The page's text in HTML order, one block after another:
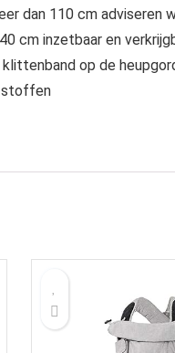
dan 110 cm adviseren
cm inzetbaar en
op de
stoffen